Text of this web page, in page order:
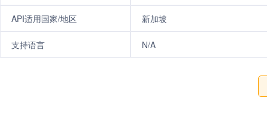
API适用国家/地区 新加坡
支持语言 N/A